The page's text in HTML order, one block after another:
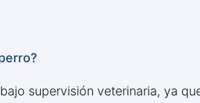
supervisión veterinaria, ya